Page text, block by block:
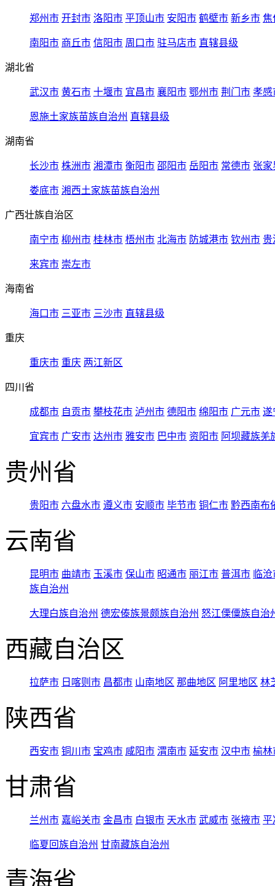
郑州市 开封市 洛阳市 平顶山市 安阳市 鹤壁市 新乡市 焦
南阳市 商丘市 信阳市 周口市 驻马店市 直辖县级
湖北省
武汉市 黄石市 十堰市 宜昌市 襄阳市 鄂州市 荆门市 孝感
恩施土家族苗族自治州 直辖县级
湖南省
长沙市 株洲市 湘潭市 衡阳市 邵阳市 岳阳市 常德市 张家
娄底市 湘西土家族苗族自治州
广西壮族自治区
南宁市 柳州市 桂林市 梧州市 北海市 防城港市 钦州市 贵
来宾市 崇左市
海南省
海口市 三亚市 三沙市 直辖县级
重庆
重庆市 重庆 两江新区
四川省
成都市 自贡市 攀枝花市 泸州市 德阳市 绵阳市 广元市 遂
宜宾市 广安市 达州市 雅安市 巴中市 资阳市 阿坝藏族羌
贵州省
贵阳市 六盘水市 遵义市 安顺市 毕节市 铜仁市 黔西南布
云南省
昆明市 曲靖市 玉溪市 保山市 昭通市 丽江市 普洱市 临
族自治州
大理白族自治州 德宏傣族景颇族自治州 怒江傈僳族自治
西藏自治区
拉萨市 日喀则市 昌都市 山南地区 那曲地区 阿里地区 林
陕西省
西安市 铜川市 宝鸡市 咸阳市 渭南市 延安市 汉中市 榆林
甘肃省
兰州市 嘉峪关市 金昌市 白银市 天水市 武威市 张掖市 平
临夏回族自治州 甘南藏族自治州
青海省